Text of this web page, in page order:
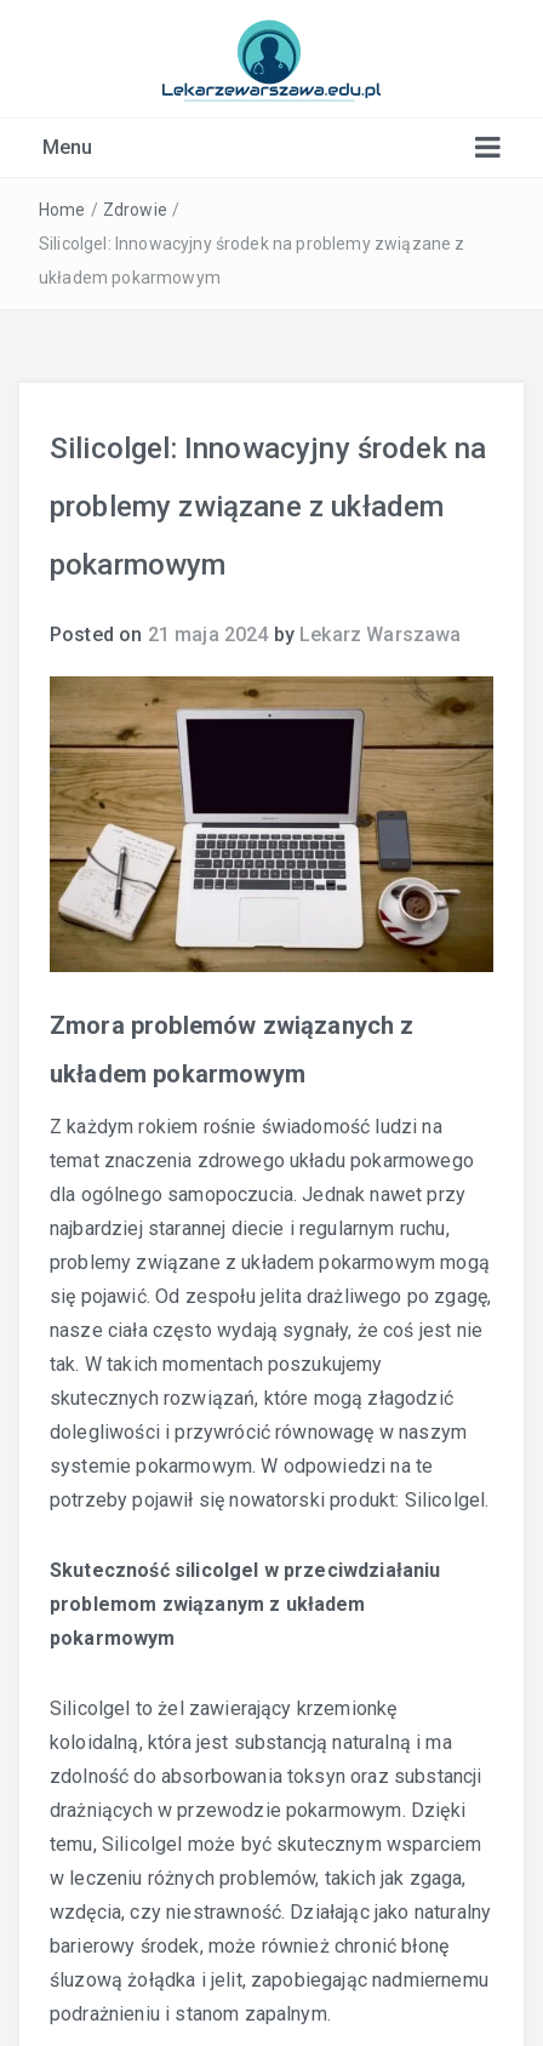
Menu
Home / Zdrowie /
Silicolgel: Innowacyjny środek na problemy związane z
układem pokarmowym
Silicolgel: Innowacyjny środek na
problemy związane z układem
pokarmowym
Posted on 21 maja 2024by Lekarz Warszawa
Zmora problemów związanych z
układem pokarmowym
Z każdym rokiem rośnie świadomość ludzi na
temat znaczenia zdrowego układu pokarmowego
dla ogólnego samopoczucia. Jednak nawet przy
najbardziej starannej diecie i regularnym ruchu,
problemy związane z układem pokarmowym mogą
się pojawić. Od zespołu jelita drażliwego po zgagę,
nasze ciała często wydają sygnały, że coś jest nie
tak. W takich momentach poszukujemy
skutecznych rozwiązań, które mogą złagodzić
dolegliwości i przywrócić równowagę w naszym
systemie pokarmowym. W odpowiedzi na te
potrzeby pojawił się nowatorski produkt: Silicolgel.
Skuteczność silicolgel w przeciwdziałaniu
problemom związanym z układem
pokarmowym
Silicolgel to żel zawierający krzemionkę
koloidalną, która jest substancją naturalną i ma
zdolność do absorbowania toksyn oraz substancji
drażniących w przewodzie pokarmowym. Dzięki
temu, Silicolgel może być skutecznym wsparciem
w leczeniu różnych problemów, takich jak zgaga,
wzdęcia, czy niestrawność. Działając jako naturalny
barierowy środek, może również chronić błonę
śluzową żołądka i jelit, zapobiegając nadmiernemu
podrażnieniu i stanom zapalnym.